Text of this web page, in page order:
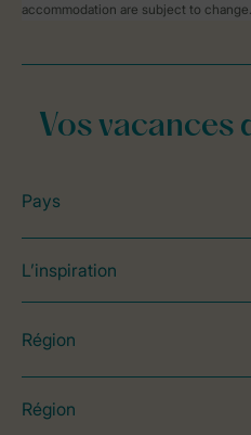
accommodation are subject to change.
Vos vacances
Pays
L’inspiration
Région
Région